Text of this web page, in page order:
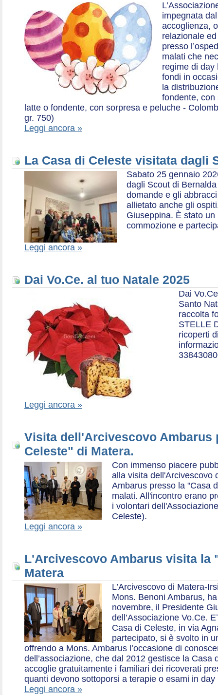
impegnata
accoglienza,
relazionale
presso
malati che
regime di day
fondi in
la
fondente, con
latte o fondente, con sorpresa e peluche -
gr. 750)
Leggi ancora »
La Casa di Celeste visitata dagli
Sabato 25 gennaio
dagli Scout di
domande e gli
allietato anche gli
Giuseppina. È stato
commozione e
Leggi ancora »
Dai Vo.Ce. al tuo Natale 2025
Dai
Santo
raccolta
STELLE
ricoperti
Leggi ancora »
Visita dell'Arcivescovo Ambarus
Celeste" di Matera.
Con immenso piacere
alla visita dell'Arcivescovo
Ambarus presso la "Casa
malati. All'incontro erano
i volontari
Celeste).
Leggi ancora »
L'Arcivescovo Ambarus visita la
Matera
L’Arcivescovo di Matera-
Mons. Benoni Ambarus,
novembre, il Presidente
dell’Associazione Vo.Ce.
Casa di Celeste, in via
partecipato, si è svolto in
offrendo a Mons. Ambarus l’occasione di
dell’associazione, che dal 2012 gestisce la Casa
accoglie gratuitamente i familiari dei ricoverati
quanti devono sottoporsi a terapie o esami in day
Leggi ancora »